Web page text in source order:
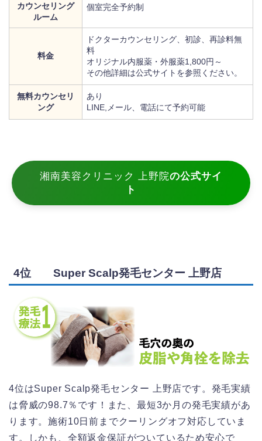
カウンセリング
ルーム
個室完全予約制
料金
ドクターカウンセリング、初診、再診料無
料
オリジナル内服薬・外服薬1,800円～
その他詳細は公式サイトを参照ください。
無料カウンセリ
ング
あり
LINE,メール、電話にて予約可能
湘南美容クリニック 上野院の公式サイ
ト
4位 Super Scalp発毛センター 上野店
4位はSuper Scalp発毛センター 上野店です。発毛実績
は脅威の98.7％です！また、最短3か月の発毛実績があ
ります。施術10日前までクーリングオフ対応していま
す。しかも、全額返金保証がついているため安心で